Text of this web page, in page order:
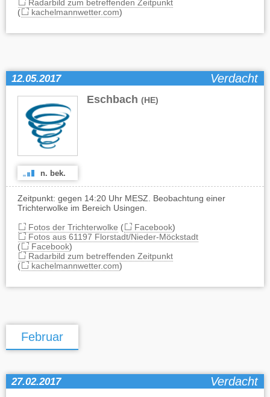
Radarbild zum betreffenden Zeitpunkt
(
kachelmannwetter.com)
12.05.2017 Verdacht
Eschbach (HE)
n. bek.
Zeitpunkt: gegen 14:20 Uhr MESZ. Beobachtung einer
Trichterwolke im Bereich Usingen.
Fotos der Trichterwolke ( Facebook)
Fotos aus 61197 Florstadt/Nieder-Möckstadt
(
Facebook)
Radarbild zum betreffenden Zeitpunkt
(
kachelmannwetter.com)
Februar
27.02.2017 Verdacht